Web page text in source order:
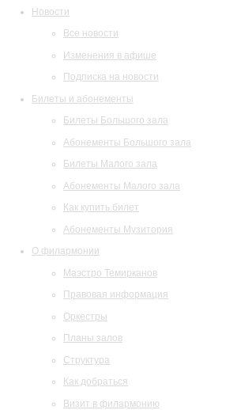
Новости
Все новости
Изменения в афише
Подписка на новости
Билеты и абонементы
Билеты Большого зала
Абонементы Большого зала
Билеты Малого зала
Абонементы Малого зала
Как купить билет
Абонементы Музитория
О филармонии
Маэстро Темирканов
Правовая информация
Оркестры
Планы залов
Структура
Как добраться
Визит в филармонию